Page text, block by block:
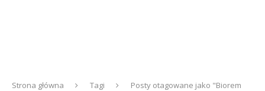
Strona główna Tagi
Posty otagowane jako "Biorem